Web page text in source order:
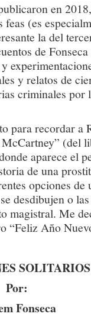
en
(es
la del
de
y relatos de
criminales por
para recordar a
(del
aparece el
de una
opciones
desdibujen o
magistral. Me
“Feliz Año
SOLITARIOS
Por:
Fonseca